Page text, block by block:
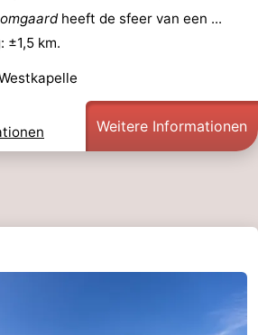
heeft de sfeer van een ...
: ±1,5 km.
Weitere Informationen